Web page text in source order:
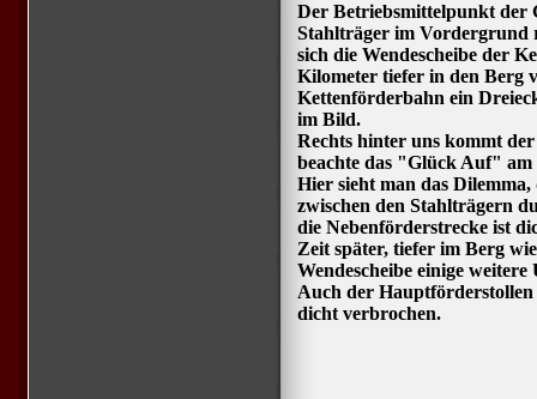
Der Betriebsmittelpunkt der
Stahlträger im Vordergrund
sich die Wendescheibe der
Kilometer tiefer in den Berg
Kettenförderbahn ein
im Bild.
Rechts hinter uns kommt
beachte das "Glück Auf"
Hier sieht man das
zwischen den Stahlträgern
die Nebenförderstrecke ist
Zeit später, tiefer im Berg
Wendescheibe einige
Auch der
dicht verbrochen.